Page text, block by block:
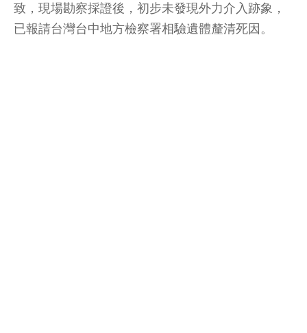
致，現場勘察採證後，初步未發現外力介入跡象，
已報請台灣台中地方檢察署相驗遺體釐清死因。